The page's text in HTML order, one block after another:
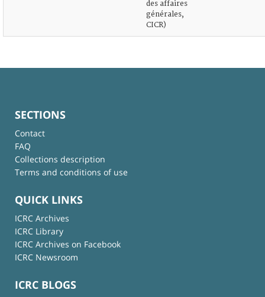
des affaires
générales,
CICR)
SECTIONS
Contact
FAQ
Collections description
Terms and conditions of use
QUICK LINKS
ICRC Archives
ICRC Library
ICRC Archives on Facebook
ICRC Newsroom
ICRC BLOGS